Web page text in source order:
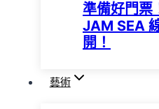
準備好門票
JAM SEA
開！
藝術